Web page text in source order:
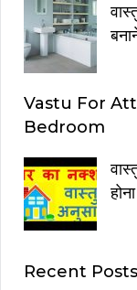
Vastu For
Bedroom
Recent Posts